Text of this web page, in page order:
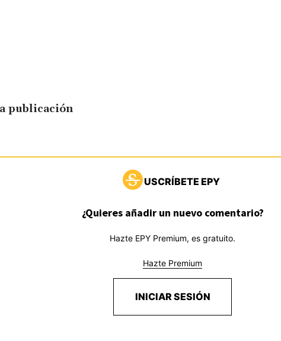
publicación
USCRÍBETE EPY
¿Quieres añadir un nuevo comentario?
Hazte EPY Premium, es gratuito.
Hazte Premium
INICIAR SESIÓN